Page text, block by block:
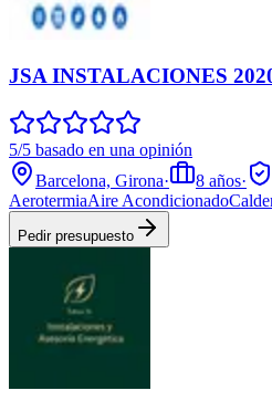
JSA INSTALACIONES
5/5 basado en una opinión
Barcelona, Girona· 8 años·
AerotermiaAire Acondicionado
Pedir presupuesto